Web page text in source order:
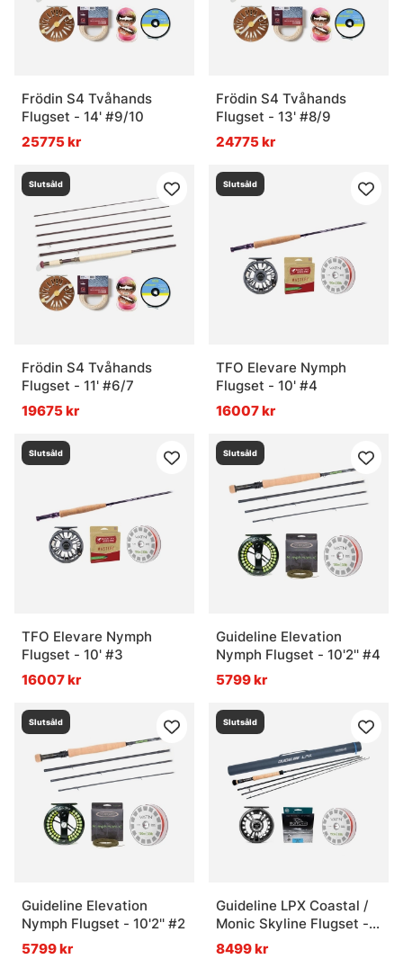
Frödin S4 Tvåhands
Flugset - 14' #9/10
25775 kr
Frödin S4 Tvåhands
Flugset - 13' #8/9
24775 kr
Slutsåld
Frödin S4 Tvåhands
Flugset - 11' #6/7
19675 kr
Slutsåld
TFO Elevare Nymph
Flugset - 10' #4
16007 kr
Slutsåld
TFO Elevare Nymph
Flugset - 10' #3
16007 kr
Slutsåld
Guideline Elevation
Nymph Flugset - 10'2'' #4
5799 kr
Slutsåld
Guideline Elevation
Nymph Flugset - 10'2'' #2
5799 kr
Slutsåld
Guideline LPX Coastal /
Monic Skyline Flugset -
9' #9
8499 kr